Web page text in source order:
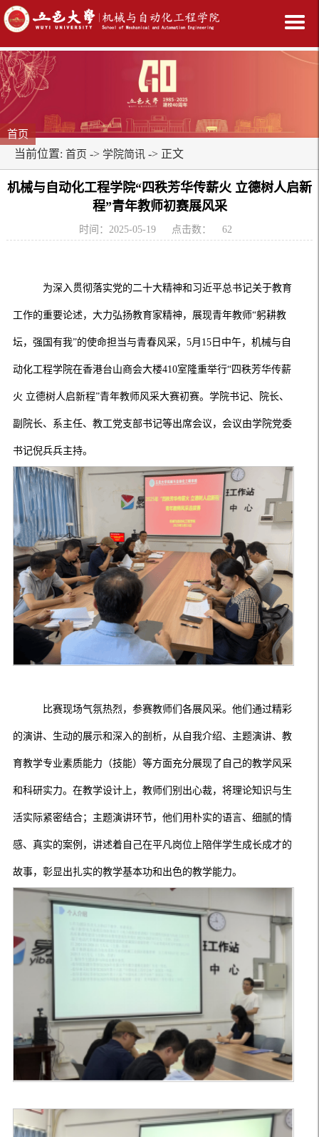
首页
当前位置: 首页 -> 学院简讯 -> 正文
机械与自动化工程学院“四秩芳华传薪火 立德树人启新
程”青年教师初赛展风采
时间：2025-05-19 点击数： 62
为深入贯彻落实党的二十大精神和习近平总书记关于教育
工作的重要论述，大力弘扬教育家精神，展现青年教师“躬耕教
坛，强国有我”的使命担当与青春风采，5月15日中午，机械与自
动化工程学院在香港台山商会大楼410室隆重举行“四秩芳华传薪
火 立德树人启新程”青年教师风采大赛初赛。学院书记、院长、
副院长、系主任、教工党支部书记等出席会议，会议由学院党委
书记倪兵兵主持。
比赛现场气氛热烈，参赛教师们各展风采。他们通过精彩
的演讲、生动的展示和深入的剖析，从 自我介绍、主题演讲、教
育教学专业素质能力（技能）等方面充分展现了自己的教学风采
和科研实力。在教学设计上，教师们别出心裁，将理论知识与生
活实际紧密结合；主题演讲环节，他们用朴实的语言、细腻的情
感、真实的案例，讲述着自己在平凡岗位上陪伴学生成长成才的
故事，彰显出扎实的教学基本功和出色的教学能力。